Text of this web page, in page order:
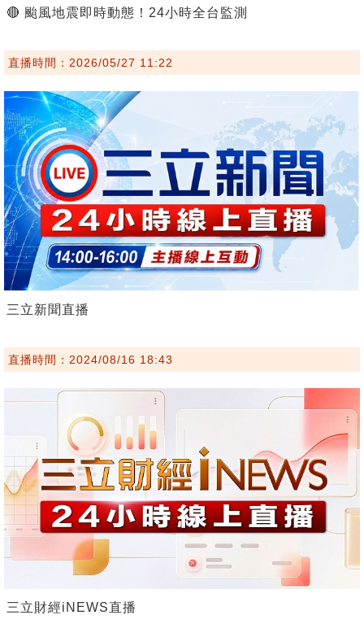
🔴 颱風地震即時動態！24小時全台監測
直播時間：2026/05/27 11:22
三立新聞直播
直播時間：2024/08/16 18:43
三立財經iNEWS直播